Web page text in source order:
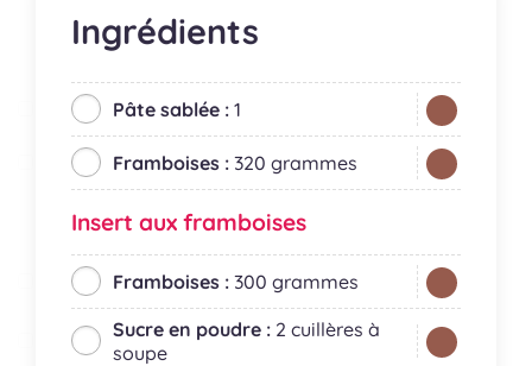
Ingrédients
Pâte sablée : 1
Framboises : 320 grammes
Insert aux framboises
Framboises : 300 grammes
Sucre en poudre : 2 cuillères à
soupe